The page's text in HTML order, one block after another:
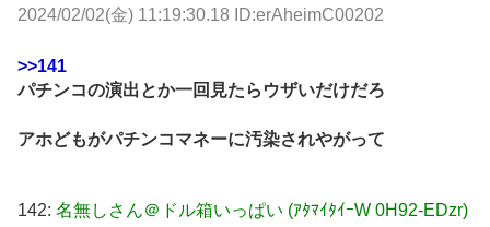
2024/02/02(金) 11:19:30.18 ID:erAheimC00202
>>141
パチンコの演出とか一回見たらウザいだけだろ
アホどもがパチンコマネーに汚染されやがって
142: 名無しさん＠ドル箱いっぱい (ｱﾀﾏｲﾀｲｰW 0H92-EDzr)